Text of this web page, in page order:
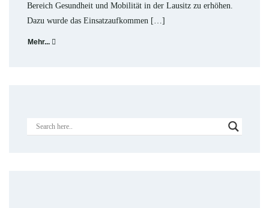
Bereich Gesundheit und Mobilität in der Lausitz zu erhöhen.
Dazu wurde das Einsatzaufkommen […]
Mehr...